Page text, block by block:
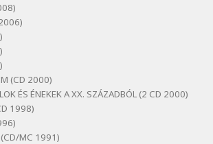
Vizibolt
Szitakötő
Bölcsődal
Lesz-e még menedék?
(CD 2000)
ÉS ÉNEKEK A XX. SZÁZADBÓL (2 CD 2000)
1998)
MC 1991)